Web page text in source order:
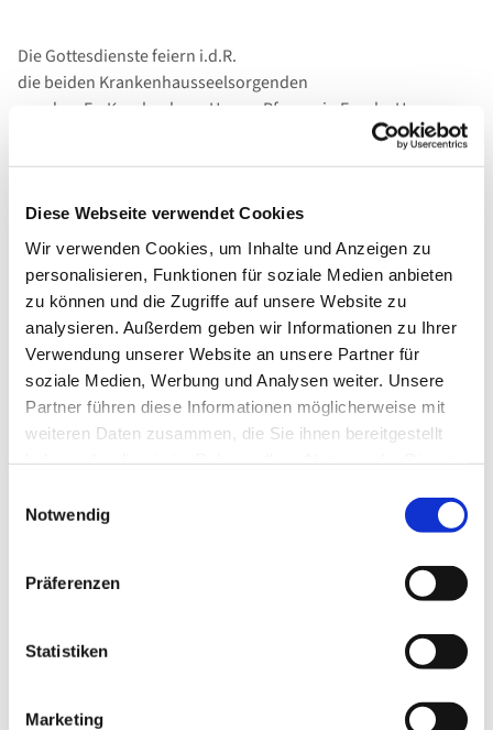
Diese Webseite verwendet Cookies
Wir verwenden Cookies, um Inhalte und Anzeigen zu
personalisieren, Funktionen für soziale Medien anbieten
zu können und die Zugriffe auf unsere Website zu
analysieren. Außerdem geben wir Informationen zu Ihrer
Verwendung unserer Website an unsere Partner für
soziale Medien, Werbung und Analysen weiter. Unsere
Partner führen diese Informationen möglicherweise mit
weiteren Daten zusammen, die Sie ihnen bereitgestellt
Notwendig
Präferenzen
Statistiken
Marketing
Die Gottesdienste feiern i.d.R.
die beiden Krankenhausseelsorgenden
aus dem Ev. Krankenhaus Haspe, Pfrarrerin Frauke Hayungs
und dem Allgemeinen Krankenhaus Hagen, Pfarrer Jürgen
Krullmann, mit Ihnen.
Wie gewohnt findet auch eine Audio- und Video-
Übertragung in die Zimmer statt.